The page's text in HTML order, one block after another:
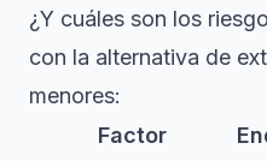
¿Y cuáles son los
con la alternativa de
menores:
Factor